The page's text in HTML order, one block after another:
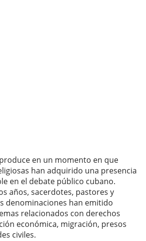
en un momento en que
han adquirido una presencia
en el debate público cubano.
años, sacerdotes, pastores y
denominaciones han emitido
relacionados con derechos
económica, migración, presos
civiles.